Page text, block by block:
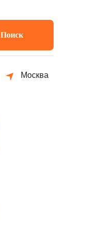
Поиск
Москва